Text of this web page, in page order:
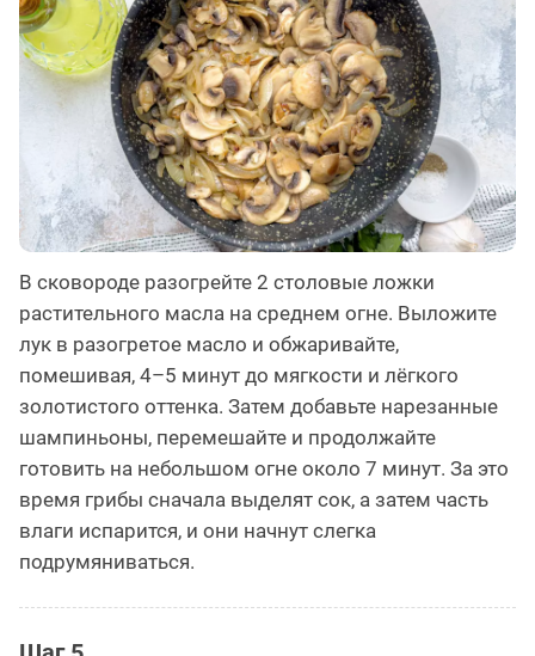
В сковороде разогрейте 2 столовые ложки
растительного масла на среднем огне. Выложите
лук в разогретое масло и обжаривайте,
помешивая, 4–5 минут до мягкости и лёгкого
золотистого оттенка. Затем добавьте нарезанные
шампиньоны, перемешайте и продолжайте
готовить на небольшом огне около 7 минут. За это
время грибы сначала выделят сок, а затем часть
влаги испарится, и они начнут слегка
подрумяниваться.